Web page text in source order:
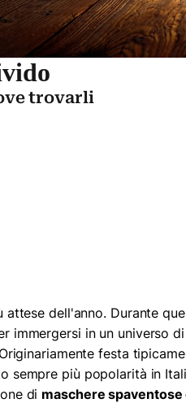
trovarli
attese dell'anno. Durante
immergersi in un universo
festa
sempre più popolarità in
di maschere